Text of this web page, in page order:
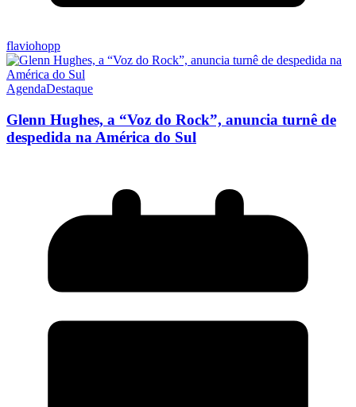
flaviohopp
AgendaDestaque
Glenn Hughes, a “Voz do Rock”, anuncia turnê de
despedida na América do Sul